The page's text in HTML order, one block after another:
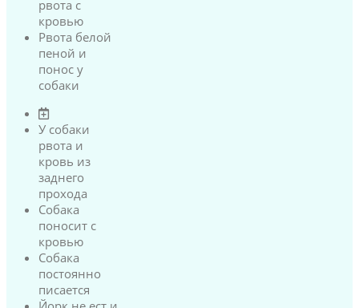
рвота с
кровью
Рвота белой
пеной и
понос у
собаки
У собаки
рвота и
кровь из
заднего
прохода
Собака
поносит с
кровью
Собака
постоянно
писается